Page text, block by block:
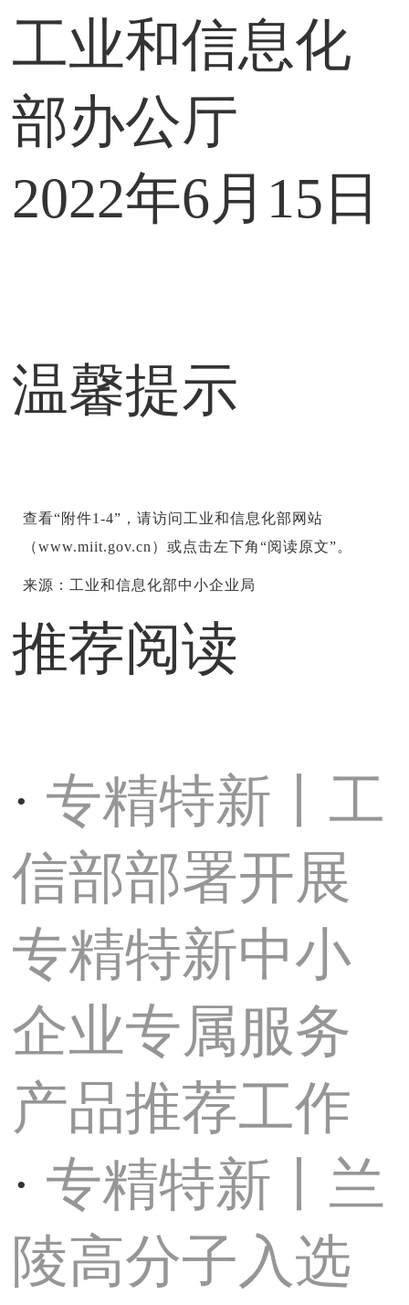
工业和信息化
部办公厅
2022年6月15日
温馨提示
查看“附件1-4”，请访问工业和信息化部网站
（www.miit.gov.cn）或点击左下角“阅读原文”。
来源：工业和信息化部中小企业局
推荐阅读
· 专精特新丨工
信部部署开展
专精特新中小
企业专属服务
产品推荐工作
· 专精特新丨兰
陵高分子入选